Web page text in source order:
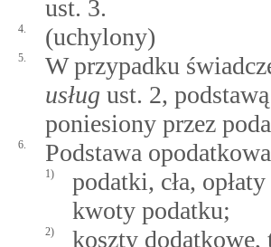
ust. 3.
4. (uchylony)
5.
W przypadku
usług ust. 2,
poniesiony przez
6. Podstawa
1)
podatki, cła,
kwoty podatku;
2)
koszty